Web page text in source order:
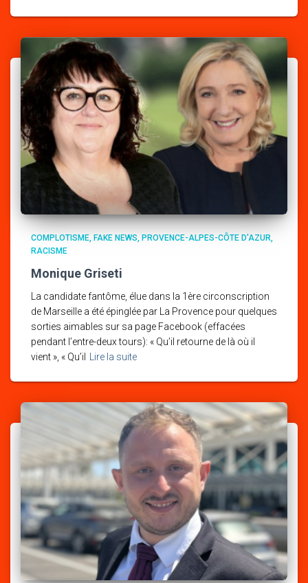
COMPLOTISME FAKE NEWS
PROVENCE-ALPES-CÔTE D'AZUR
RACISME
Monique Griseti
La candidate fantôme, élue dans la 1ère circonscription
de Marseille a été épinglée par La Provence pour quelques
sorties aimables sur sa page Facebook (effacées
pendant l’entre-deux tours): « Qu’il retourne de là où il
vient », « Qu’il
Lire la suite